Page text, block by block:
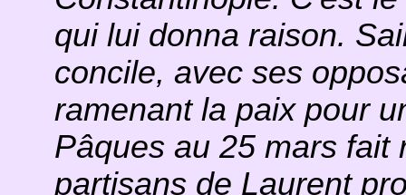
qui lui donna raison.
concile, avec ses
ramenant la paix pour
Pâques au 25 mars fait
partisans de Laurent